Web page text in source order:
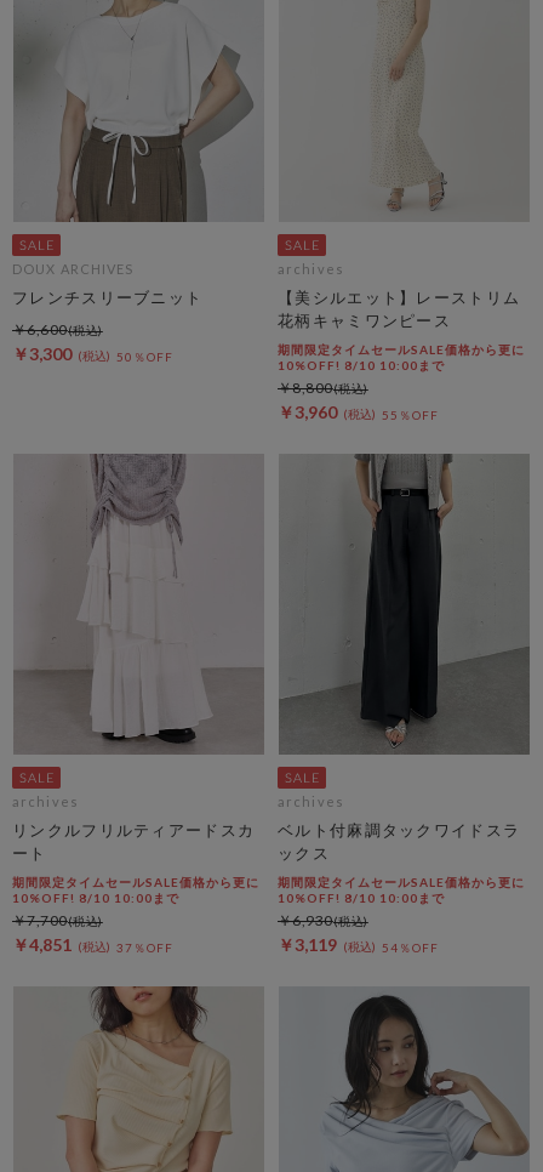
DOUX ARCHIVES
フレンチスリーブニット
￥3,300 50％OFF
￥6,600
archives
【美シルエット】レーストリム
花柄キャミワンピース
期間限定タイムセールSALE価格から更に
10%OFF! 8/10 10:00まで
￥3,960 55％OFF
￥8,800
archives
リンクルフリルティアードスカ
ート
期間限定タイムセールSALE価格から更に
10%OFF! 8/10 10:00まで
￥4,851 37％OFF
￥7,700
archives
ベルト付麻調タックワイドスラ
ックス
期間限定タイムセールSALE価格から更に
10%OFF! 8/10 10:00まで
￥3,119 54％OFF
￥6,930